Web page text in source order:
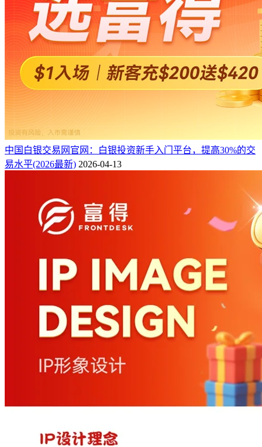
中国白银交易网官网：白银投资新手入门平台，提高30%的交
易水平(2026最新) 2026-04-13